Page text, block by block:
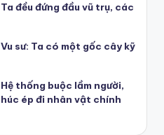
đều đứng đầu vũ trụ, các
sư: Ta có một gốc cây kỹ
thống buộc lầm người,
ép đi nhân vật chính